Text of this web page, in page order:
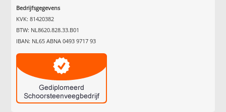
Bedrijfsgegevens
KVK: 81420382
BTW: NL8620.828.33.B01
IBAN: NL65 ABNA 0493 9717 93